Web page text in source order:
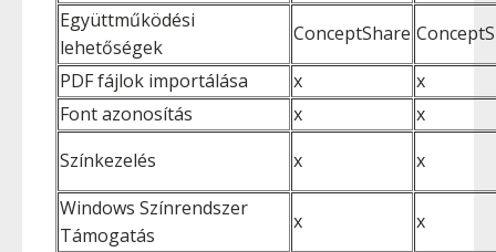
Együttműködési
lehetőségek
ConceptShare
PDF fájlok importálása
x
x
Font azonosítás
x
x
Színkezelés
x
x
Windows Színrendszer
Támogatás
x
x